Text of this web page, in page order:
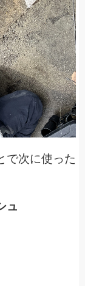
で次に使った
ュ